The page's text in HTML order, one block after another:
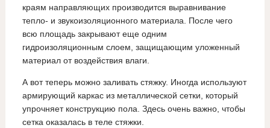
краям направляющих производится выравнивание
тепло- и звукоизоляционного материала. После чего
всю площадь закрывают еще одним
гидроизоляционным слоем, защищающим уложенный
материал от воздействия влаги.
А вот теперь можно заливать стяжку. Иногда используют
армирующий каркас из металлической сетки, который
упрочняет конструкцию пола. Здесь очень важно, чтобы
сетка оказалась в теле стяжки.